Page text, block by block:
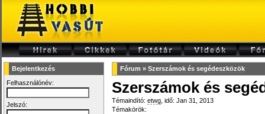
Bejelentkezés
Felhasználónév:
Jelszó:
Fórum » Szerszámok és segédeszközök
Szerszámok és
Témaindító: etwg , idő: Jan 31, 2013
Témakörök: